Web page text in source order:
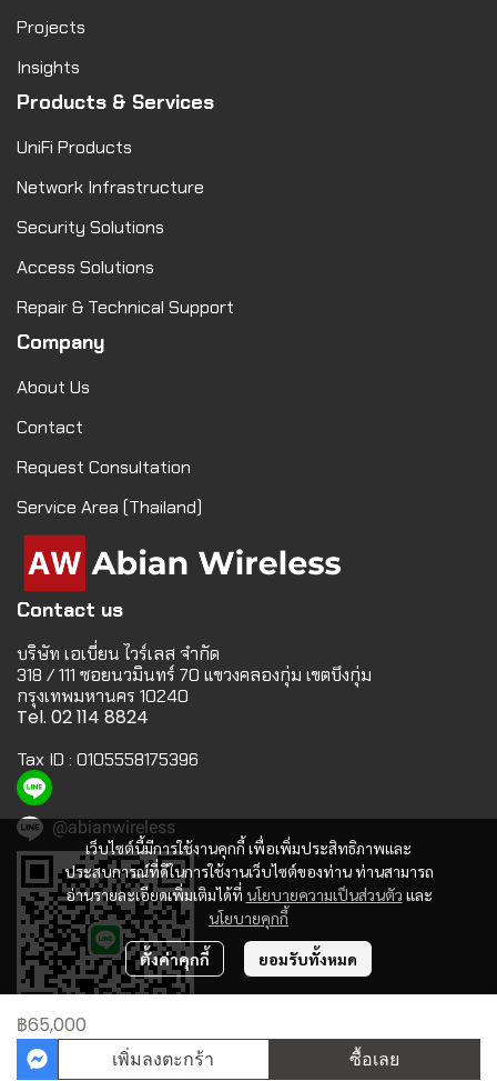
฿65,000
เพิ่มลงตะกร้า
ซื้อเลย
เว็บไซต์นี้มีการใช้งานคุกกี้ เพื่อเพิ่มประสิทธิภาพและ
ประสบการณ์ที่ดีในการใช้งานเว็บไซต์ของท่าน ท่านสามารถ
อ่านรายละเอียดเพิ่มเติมได้ที่ นโยบายความเป็นส่วนตัว และ
นโยบายคุกกี้
ตั้งค่าคุกกี้ ยอมรับทั้งหมด
Projects
Insights
Products & Services
UniFi Products
Network Infrastructure
Security Solutions
Access Solutions
Repair & Technical Support
Company
About Us
Contact
Request Consultation
Service Area (Thailand)
Contact us
บริษัท เอเบี่ยน ไวร์เลส จำกัด
318 / 111 ซอยนวมินทร์ 70 แขวงคลองกุ่ม เขตบึงกุ่ม
กรุงเทพมหานคร 10240
Tel. 02 114 8824
Tax ID : 0105558175396
@abianwireless